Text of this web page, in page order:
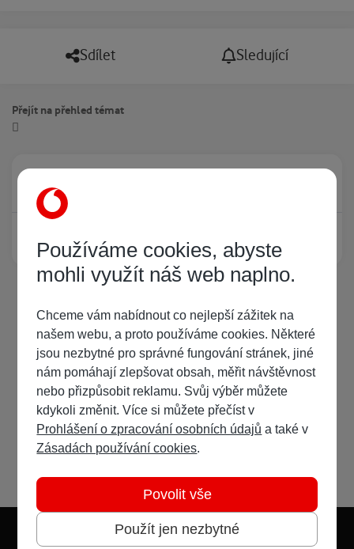
Sdílet Sledující
Přejít na přehled témat
Právě prohlíží tuto stránku
Žádný registrovaný uživatel si neprohlíží tuto stránku
Používáme cookies, abyste
mohli využít náš web naplno.
Chceme vám nabídnout co nejlepší zážitek na
našem webu, a proto používáme cookies. Některé
jsou nezbytné pro správné fungování stránek, jiné
nám pomáhají zlepšovat obsah, měřit návštěvnost
nebo přizpůsobit reklamu. Svůj výběr můžete
kdykoli změnit. Více si můžete přečíst v
Prohlášení o zpracování osobních údajů a také v
Zásadách používání cookies.
Použít jen nezbytné
Povolit vše